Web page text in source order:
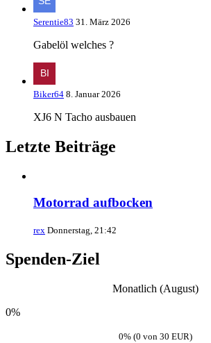
Serentie83 31. März 2026
Gabelöl welches ?
Biker64 8. Januar 2026
XJ6 N Tacho ausbauen
Letzte Beiträge
Motorrad aufbocken
rex Donnerstag, 21:42
Spenden-Ziel
Monatlich (August)
0%
0% (0 von 30 EUR)